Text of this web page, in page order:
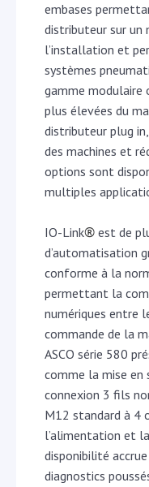
embases
distributeur sur un
l’installation et
systèmes
gamme modulaire
plus élevées du
distributeur plug
des machines et
options sont
multiples
IO-Link® est de
d’automatisation
conforme à la
permettant la
numériques entre
commande de la
ASCO série 580
comme la mise en
connexion 3 fils
M12 standard à 4
l’alimentation et
disponibilité
diagnostics